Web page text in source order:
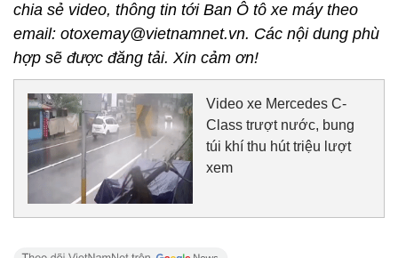
chia sẻ video, thông tin tới Ban Ô tô xe máy theo
email: otoxemay@vietnamnet.vn. Các nội dung phù
hợp sẽ được đăng tải. Xin cảm ơn!
Video xe Mercedes C-
Class trượt nước, bung
túi khí thu hút triệu lượt
xem